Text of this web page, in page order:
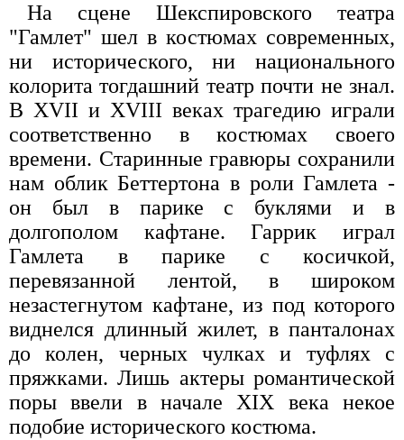
На сцене Шекспировского театра
"Гамлет" шел в костюмах современных,
ни исторического, ни национального
колорита тогдашний театр почти не знал.
В XVII и XVIII веках трагедию играли
соответственно в костюмах своего
времени. Старинные гравюры сохранили
нам облик Беттертона в роли Гамлета -
он был в парике с буклями и в
долгополом кафтане. Гаррик играл
Гамлета в парике с косичкой,
перевязанной лентой, в широком
незастегнутом кафтане, из под которого
виднелся длинный жилет, в панталонах
до колен, черных чулках и туфлях с
пряжками. Лишь актеры романтической
поры ввели в начале XIX века некое
подобие исторического костюма.